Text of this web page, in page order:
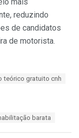
reduzindo
de candidatos
de motorista.
teórico gratuito cnh
barata